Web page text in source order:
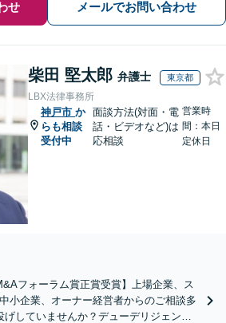
せ メールでお問い合わせ
柴田 堅太郎 弁護士 東京都
LBX法律事務所
神戸市 か
らも相談
受付中
面談方法(対面・電
話・ビデオなど)は
応相談
営業時
間：本日
定休日
フォーラム賞正賞受賞】上場企業、ス
小企業、オーナー経営者からのご相談多
していませんか？デューデリジェンス